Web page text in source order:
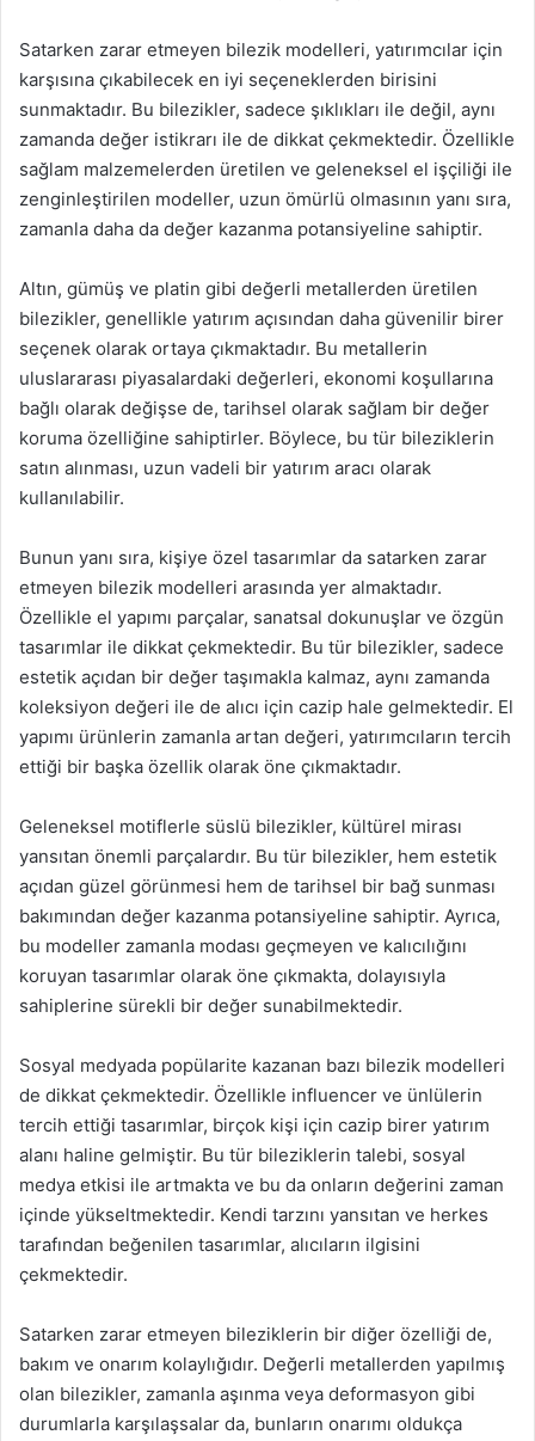
Satarken zarar etmeyen bilezik modelleri, yatırımcılar için
karşısına çıkabilecek en iyi seçeneklerden birisini
sunmaktadır. Bu bilezikler, sadece şıklıkları ile değil, aynı
zamanda değer istikrarı ile de dikkat çekmektedir. Özellikle
sağlam malzemelerden üretilen ve geleneksel el işçiliği ile
zenginleştirilen modeller, uzun ömürlü olmasının yanı sıra,
zamanla daha da değer kazanma potansiyeline sahiptir.
Altın, gümüş ve platin gibi değerli metallerden üretilen
bilezikler, genellikle yatırım açısından daha güvenilir birer
seçenek olarak ortaya çıkmaktadır. Bu metallerin
uluslararası piyasalardaki değerleri, ekonomi koşullarına
bağlı olarak değişse de, tarihsel olarak sağlam bir değer
koruma özelliğine sahiptirler. Böylece, bu tür bileziklerin
satın alınması, uzun vadeli bir yatırım aracı olarak
kullanılabilir.
Bunun yanı sıra, kişiye özel tasarımlar da satarken zarar
etmeyen bilezik modelleri arasında yer almaktadır.
Özellikle el yapımı parçalar, sanatsal dokunuşlar ve özgün
tasarımlar ile dikkat çekmektedir. Bu tür bilezikler, sadece
estetik açıdan bir değer taşımakla kalmaz, aynı zamanda
koleksiyon değeri ile de alıcı için cazip hale gelmektedir. El
yapımı ürünlerin zamanla artan değeri, yatırımcıların tercih
ettiği bir başka özellik olarak öne çıkmaktadır.
Geleneksel motiflerle süslü bilezikler, kültürel mirası
yansıtan önemli parçalardır. Bu tür bilezikler, hem estetik
açıdan güzel görünmesi hem de tarihsel bir bağ sunması
bakımından değer kazanma potansiyeline sahiptir. Ayrıca,
bu modeller zamanla modası geçmeyen ve kalıcılığını
koruyan tasarımlar olarak öne çıkmakta, dolayısıyla
sahiplerine sürekli bir değer sunabilmektedir.
Sosyal medyada popülarite kazanan bazı bilezik modelleri
de dikkat çekmektedir. Özellikle influencer ve ünlülerin
tercih ettiği tasarımlar, birçok kişi için cazip birer yatırım
alanı haline gelmiştir. Bu tür bileziklerin talebi, sosyal
medya etkisi ile artmakta ve bu da onların değerini zaman
içinde yükseltmektedir. Kendi tarzını yansıtan ve herkes
tarafından beğenilen tasarımlar, alıcıların ilgisini
çekmektedir.
Satarken zarar etmeyen bileziklerin bir diğer özelliği de,
bakım ve onarım kolaylığıdır. Değerli metallerden yapılmış
olan bilezikler, zamanla aşınma veya deformasyon gibi
durumlarla karşılaşsalar da, bunların onarımı oldukça